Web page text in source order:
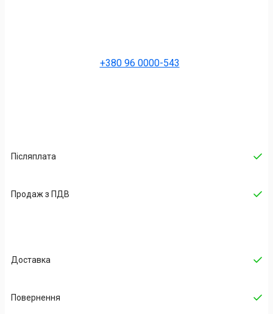
+380 96 0000-543
Післяплата
Продаж з ПДВ
Доставка
Повернення